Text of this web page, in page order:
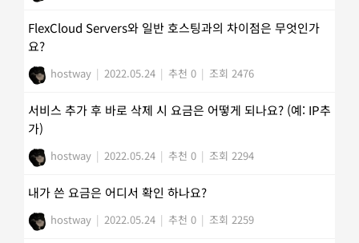
FlexCloud Servers와 일반 호스팅과의 차이점은 무엇인가
요?
hostway | 2022.05.24 | 추천 0 | 조회 2476
서비스 추가 후 바로 삭제 시 요금은 어떻게 되나요? (예: IP추
가)
hostway | 2022.05.24 | 추천 0 | 조회 2294
내가 쓴 요금은 어디서 확인 하나요?
hostway | 2022.05.24 | 추천 0 | 조회 2259